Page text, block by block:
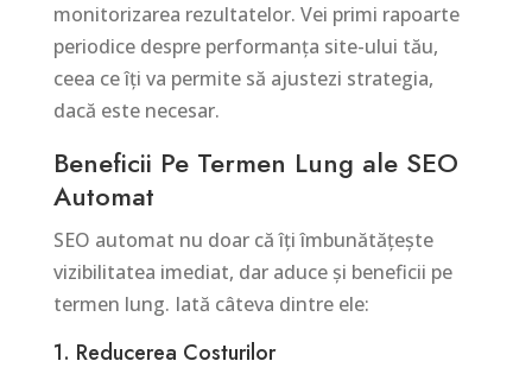
monitorizarea rezultatelor. Vei primi rapoarte
periodice despre performanța site-ului tău,
ceea ce îți va permite să ajustezi strategia,
dacă este necesar.
Beneficii Pe Termen Lung ale SEO
Automat
SEO automat nu doar că îți îmbunătățește
vizibilitatea imediat, dar aduce și beneficii pe
termen lung. Iată câteva dintre ele:
1. Reducerea Costurilor